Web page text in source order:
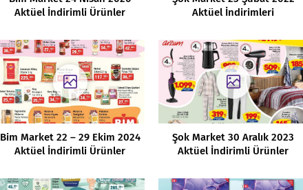
Aktüel İndirimli Ürünler
Aktüel İndirimleri
Bim Market 22 – 29 Ekim 2024
Aktüel İndirimli Ürünler
Şok Market 30 Aralık 2023
Aktüel İndirimli Ürünler